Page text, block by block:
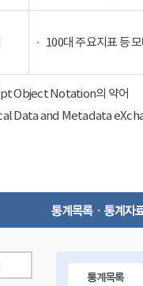
100대 주요지표 등
Object Notation의 약어
Data and Metadata